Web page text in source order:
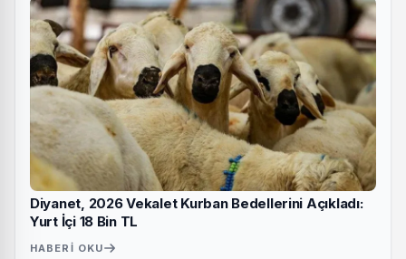
Diyanet, 2026 Vekalet Kurban Bedellerini Açıkladı:
Yurt İçi 18 Bin TL
HABERI OKU